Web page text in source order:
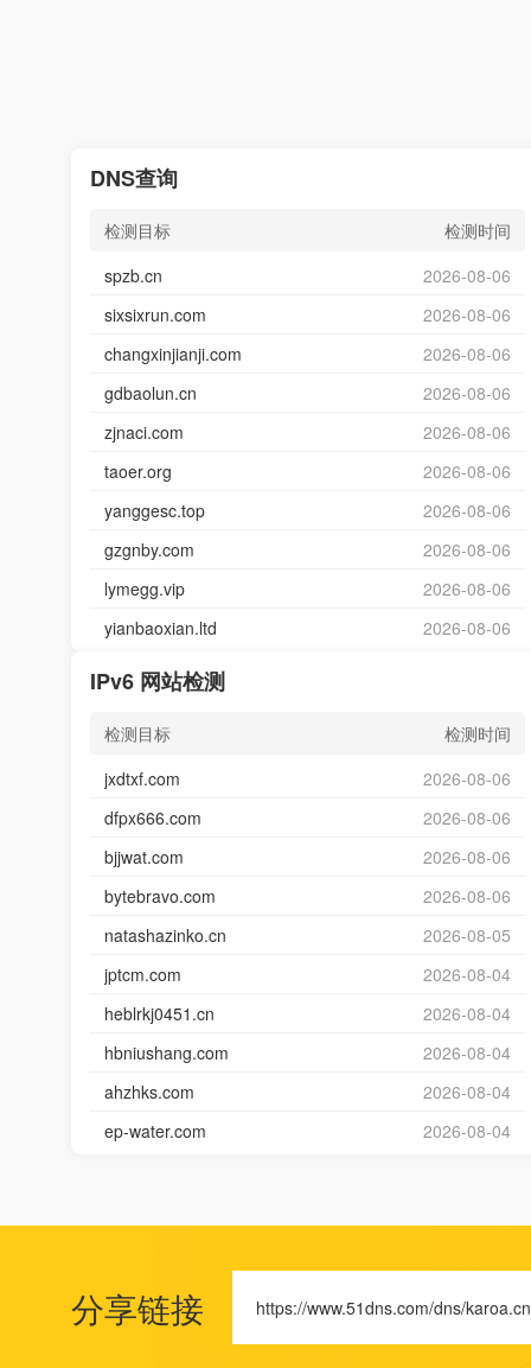
DNS查询
检测目标
检测时间
spzb.cn
2026-08-06
sixsixrun.com
2026-08-06
changxinjianji.com
2026-08-06
gdbaolun.cn
2026-08-06
zjnaci.com
2026-08-06
taoer.org
2026-08-06
yanggesc.top
2026-08-06
gzgnby.com
2026-08-06
lymegg.vip
2026-08-06
yianbaoxian.ltd
2026-08-06
IPv6 网站检测
检测目标
检测时间
jxdtxf.com
2026-08-06
dfpx666.com
2026-08-06
bjjwat.com
2026-08-06
bytebravo.com
2026-08-06
natashazinko.cn
2026-08-05
jptcm.com
2026-08-04
heblrkj0451.cn
2026-08-04
hbniushang.com
2026-08-04
ahzhks.com
2026-08-04
ep-water.com
2026-08-04
分享链接 https://www.51dns.com/dns/karoa.cn